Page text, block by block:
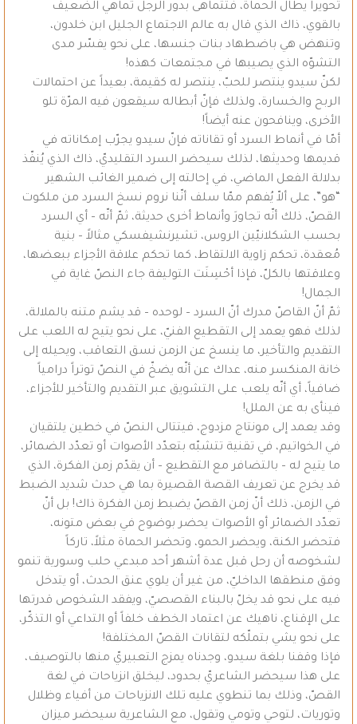
تحويراً يطال الحماة، فتتماهى بدور الرجل تماهي الضعيف
بالقوي، ذاك الذي قال به عالم الاجتماع الجليل ابن خلدون،
وتنهض هي باضطهاد بنات جنسها، على نحو يفسّر مدى
التشوّه الذي يصيبها في مجتمعات كهذه!
لكنّ سيدو ينتصر للحبّ، ينتصر له كقيمة، بعيداً عن احتمالات
الربح والخسارة، ولذلك فإنّ أبطاله سيقعون فيه المرّة تلو
الأخرى، وينافحون عنه أيضاً!
أمّا في أنماط السرد أو تقاناته فإنّ سيدو يجرّب إمكاناته في
قديمها وحديثها، لذلك سيحضر السرد التقليديّ، ذاك الذي يُنفّذ
بدلالة الفعل الماضي، في إحالته إلى ضمير الغائب الشهير
“هو”، على ألاّ يُفهم ممّا سلف أنّنا نروم نسخ السرد من ملكوت
القصّ، ذلك أنّه تجاورَ وأنماط أخرى حديثة، ثمّ أنّه – أي السرد
بحسب الشكلانيّين الروس، تشيرنشيفسكي مثالاً – بنية
مُعقدة، تحكم زاوية الالتقاط، كما تحكم علاقة الأجزاء ببعضها،
وعلاقتها بالكلّ، فإذا أحْسِنَت التوليفة جاء النصّ غاية في
الجمال!
ثمّ أنّ القاصّ مدرك أنّ السرد – لوحده – قد يشم متنه بالملالة،
لذلك فهو يعمد إلى التقطيع الفنيّ، على نحو يتيح له اللعب على
التقديم والتأخير، ما ينسخ عن الزمن نسق التعاقب، ويحيله إلى
خانة المنكسر منه، عداك عن أنّه يضخّ في النصّ توتراً درامياً
ضافياً، أي أنّه يلعب على التشويق عبر التقديم والتأخير للأجزاء،
فينأى به عن الملل!
وقد يعمد إلى مونتاج مزدوج، فيتتالى النصّ في خطين يلتقيان
في الخواتيم، في تقنية تتشبّه بتعدّد الأصوات أو تعدّد الضمائر،
ما يتيح له – بالتضافر مع التقطيع – أن يقدّم زمن الفكرة، الذي
قد يخرج عن تعريف القصة القصيرة بما هي حدث شديد الضبط
في الزمن، ذلك أنّ زمن القصّ يضبط زمن الفكرة ذاك! بل أنّ
تعدّد الضمائر أو الأصوات يحضر بوضوح في بعض متونه،
فتحضر الكنة، ويحضر الحمو، وتحضر الحماة مثلاً، تاركاً
لشخوصه أن رحل قبل عدة أشهر أحد مبدعي حلب وسورية تنمو
وفق منطقها الداخليّ، من غير أن يلوي عنق الحدث، أو يتدخل
فيه على نحو قد يخلّ بالبناء القصصيّ، ويفقد الشخوص قدرتها
على الإقناع، ناهيك عن اعتماد الخطف خلفاً أو التداعي أو التذكّر،
على نحو يشي بتملّكه لتقانات القصّ المختلفة!
فإذا وقفنا بلغة سيدو، وجدناه يمزج التعبيريّ منها بالتوصيف،
على هذا سيحضر الشاعريّ بحدود، ليخلق انزياحات في لغة
القصّ، وذلك بما تنطوي عليه تلك الانزياحات من أفياء وظلال
وتوريات، لتوحي وتومي وتقول، مع الشاعرية سيحضر ميزان